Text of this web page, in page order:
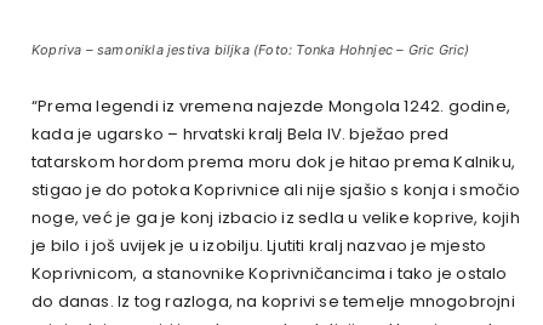
Kopriva – samonikla jestiva biljka (Foto: Tonka Hohnjec – Gric Gric)
“Prema legendi iz vremena najezde Mongola 1242. godine,
kada je ugarsko – hrvatski kralj Bela IV. bježao pred
tatarskom hordom prema moru dok je hitao prema Kalniku,
stigao je do potoka Koprivnice ali nije sjašio s konja i smočio
noge, već je ga je konj izbacio iz sedla u velike koprive, kojih
je bilo i još uvijek je u izobilju. Ljutiti kralj nazvao je mjesto
Koprivnicom, a stanovnike Koprivničancima i tako je ostalo
do danas. Iz tog razloga, na koprivi se temelje mnogobrojni